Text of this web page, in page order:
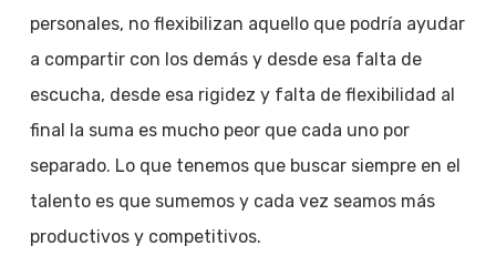
personales, no flexibilizan aquello que podría ayudar
a compartir con los demás y desde esa falta de
escucha, desde esa rigidez y falta de flexibilidad al
final la suma es mucho peor que cada uno por
separado. Lo que tenemos que buscar siempre en el
talento es que sumemos y cada vez seamos más
productivos y competitivos.